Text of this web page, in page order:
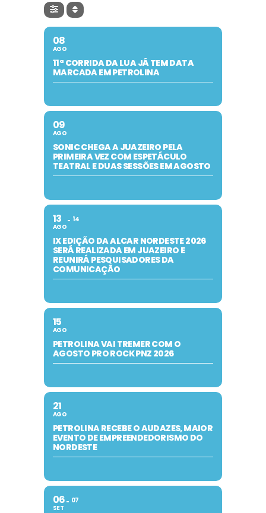
08
AGO
11ª CORRIDA DA LUA JÁ TEM DATA
MARCADA EM PETROLINA
09
AGO
SONIC CHEGA A JUAZEIRO PELA
PRIMEIRA VEZ COM ESPETÁCULO
TEATRAL E DUAS SESSÕES EM AGOSTO
13
AGO
14
IX EDIÇÃO DA ALCAR NORDESTE 2026
SERÁ REALIZADA EM JUAZEIRO E
REUNIRÁ PESQUISADORES DA
COMUNICAÇÃO
15
AGO
PETROLINA VAI TREMER COM O
AGOSTO PRO ROCK PNZ 2026
21
AGO
PETROLINA RECEBE O AUDAZES, MAIOR
EVENTO DE EMPREENDEDORISMO DO
NORDESTE
06
SET
07